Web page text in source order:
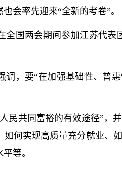
会率先迎来“全新的考卷”。
全国两会期间参加江苏代表
调，要“在加强基础性、普
民共同富裕的有效途径”，
何实现高质量充分就业、
等。